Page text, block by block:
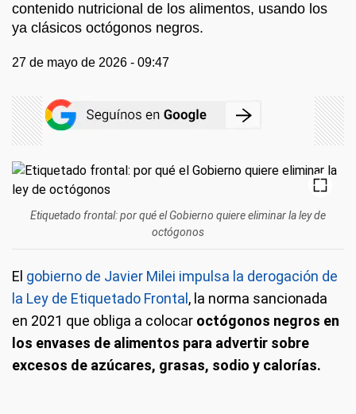
contenido nutricional de los alimentos, usando los
ya clásicos octógonos negros.
27 de mayo de 2026 - 09:47
Etiquetado frontal: por qué el Gobierno quiere eliminar la ley de
octógonos
El gobierno de Javier Milei impulsa la derogación de
la Ley de Etiquetado Frontal , la norma sancionada
en 2021 que obliga a colocar octógonos negros en
los envases de alimentos para advertir sobre
excesos de azúcares, grasas, sodio y calorías.